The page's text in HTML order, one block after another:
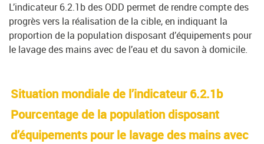
L’indicateur 6.2.1b des ODD permet de rendre compte des
progrès vers la réalisation de la cible, en indiquant la
proportion de la population disposant d’équipements pour
le lavage des mains avec de l’eau et du savon à domicile.
Situation mondiale de l’indicateur 6.2.1b
Pourcentage de la population disposant
d’équipements pour le lavage des mains avec